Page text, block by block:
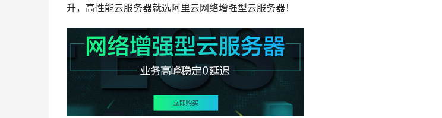
升，高性能云服务器就选阿里云网络增强型云服务器！